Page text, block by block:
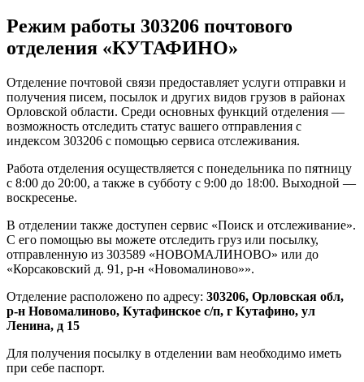
Режим работы 303206 почтового
отделения «КУТАФИНО»
Отделение почтовой связи предоставляет услуги отправки и
получения писем, посылок и других видов грузов в районах
Орловской области. Среди основных функций отделения —
возможность отследить статус вашего отправления с
индексом 303206 с помощью сервиса отслеживания.
Работа отделения осуществляется с понедельника по пятницу
с 8:00 до 20:00, а также в субботу с 9:00 до 18:00. Выходной —
воскресенье.
В отделении также доступен сервис «Поиск и отслеживание».
С его помощью вы можете отследить груз или посылку,
отправленную из 303589 «НОВОМАЛИНОВО» или до
«Корсаковский д. 91, р-н «Новомалиново»».
Отделение расположено по адресу: 303206, Орловская обл,
р-н Новомалиново, Кутафинское с/п, г Кутафино, ул
Ленина, д 15
Для получения посылку в отделении вам необходимо иметь
при себе паспорт.